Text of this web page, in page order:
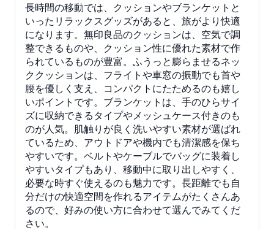
長時間の移動では、クッションやブランケットと
いったリラックスグッズがあると、旅がより快適
になります。無印良品のクッションは、空気で調
整できるものや、クッション性に優れた素材で作
られているものが豊富。ふうっと膨らませるネッ
ククッションは、フライトや車窓の振動でも首や
腰を優しく支え、コンパクトにたためるのも嬉し
いポイントです。ブランケットは、手のひらサイ
ズに収納できるタイプやメッシュケース付きのも
のが人気。肌触りが良く洗いやすい素材が選ばれ
ているため、アウトドアや機内でも清潔感を保ち
やすいです。ベルトやケーブルでバッグに装着し
やすいタイプもあり、移動中に取り出しやすく、
必要な時すぐ使えるのも魅力です。長距離でも自
分だけの快適空間を作れるアイテムがたくさんあ
るので、好みの使い方に合わせて選んでみてくだ
さい。